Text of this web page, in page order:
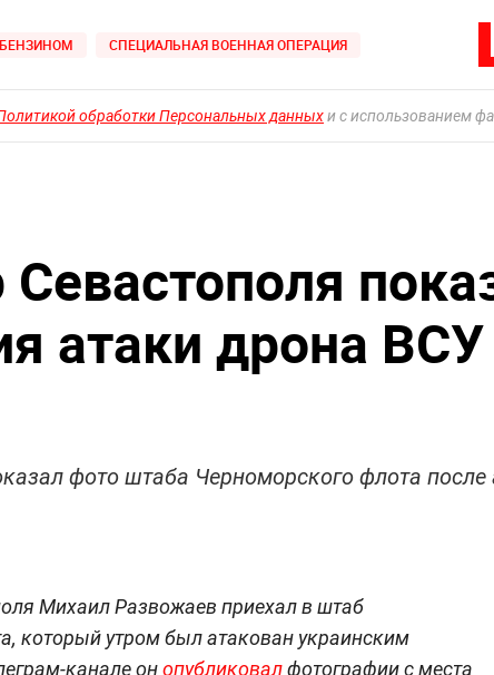
СПЕЦИАЛЬНАЯ ВОЕННАЯ ОПЕРАЦИЯ
обработки Персональных данныхи с использованием
Севастополя
атаки дрона
фото штаба Черноморского флота после
Михаил Развожаев приехал в штаб
который утром был атакован украинским
канале онопубликовалфотографии с места